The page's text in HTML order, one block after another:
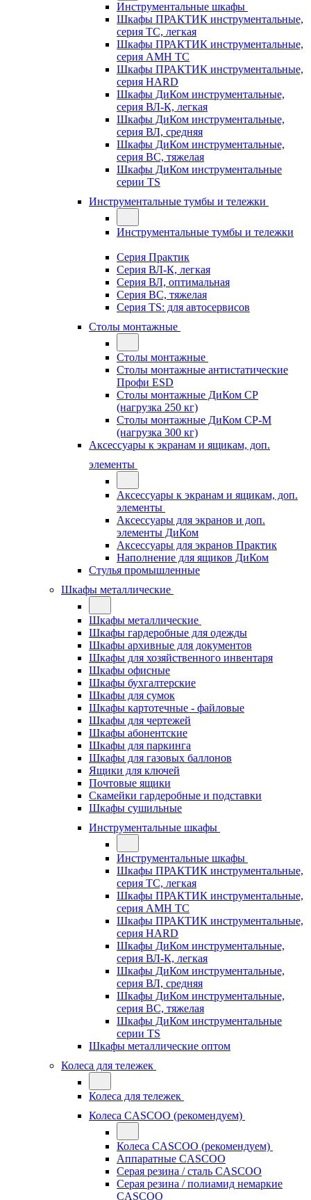
Инструментальные шкафы
Шкафы ПРАКТИК инструментальные,
серия TC, легкая
Шкафы ПРАКТИК инструментальные,
серия AMH TC
Шкафы ПРАКТИК инструментальные,
серия HARD
Шкафы ДиКом инструментальные,
cерия ВЛ-К, легкая
Шкафы ДиКом инструментальные,
серия ВЛ, средняя
Шкафы ДиКом инструментальные,
серия ВС, тяжелая
Шкафы ДиКом инструментальные
серии TS
Инструментальные тумбы и тележки
Инструментальные тумбы и тележки
Серия Практик
Серия ВЛ-К, легкая
Серия ВЛ, оптимальная
Серия ВС, тяжелая
Серия TS: для автосервисов
Столы монтажные
Столы монтажные
Столы монтажные антистатические
Профи ESD
Столы монтажные ДиКом СР
(нагрузка 250 кг)
Столы монтажные ДиКом СР-М
(нагрузка 300 кг)
Аксессуары к экранам и ящикам, доп.
элементы
Аксессуары к экранам и ящикам, доп.
элементы
Аксессуары для экранов и доп.
элементы ДиКом
Аксессуары для экранов Практик
Наполнение для ящиков ДиКом
Стулья промышленные
Шкафы металлические
Шкафы металлические
Шкафы гардеробные для одежды
Шкафы архивные для документов
Шкафы для хозяйственного инвентаря
Шкафы офисные
Шкафы бухгалтерские
Шкафы для сумок
Шкафы картотечные - файловые
Шкафы для чертежей
Шкафы абонентские
Шкафы для паркинга
Шкафы для газовых баллонов
Ящики для ключей
Почтовые ящики
Скамейки гардеробные и подставки
Шкафы сушильные
Инструментальные шкафы
Инструментальные шкафы
Шкафы ПРАКТИК инструментальные,
серия ТC, легкая
Шкафы ПРАКТИК инструментальные,
серия AMH TC
Шкафы ПРАКТИК инструментальные,
серия HARD
Шкафы ДиКом инструментальные,
cерия ВЛ-К, легкая
Шкафы ДиКом инструментальные,
серия ВЛ, средняя
Шкафы ДиКом инструментальные,
серия ВС, тяжелая
Шкафы ДиКом инструментальные
серии TS
Шкафы металлические оптом
Колеса для тележек
Колеса для тележек
Колеса CASCOO (рекомендуем)
Колеса CASCOO (рекомендуем)
Аппаратные CASCOO
Серая резина / сталь CASCOO
Серая резина / полиамид немаркие
CASCOO